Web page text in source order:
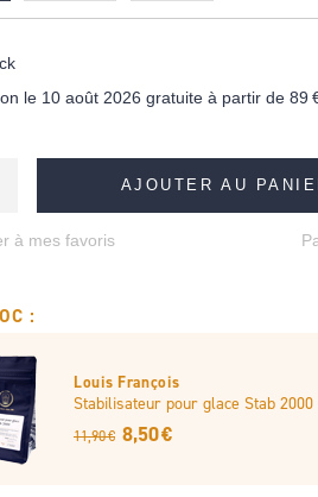
le 10 août 2026 gratuite à partir de 89
AJOUTER AU
à mes favoris
:
Louis François
Stabilisateur pour glace Stab 2000
11,90 € 8,50 €